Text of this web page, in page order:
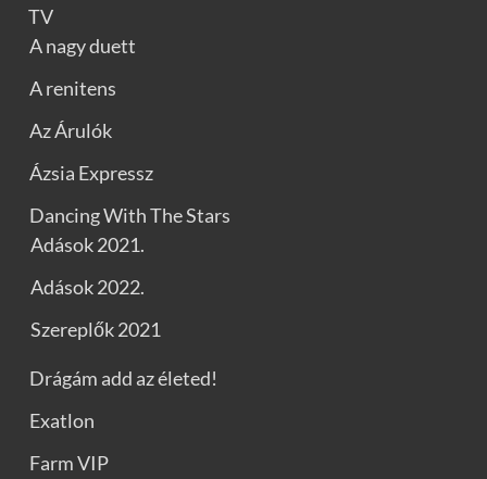
TV
A nagy duett
A renitens
Az Árulók
Ázsia Expressz
Dancing With The Stars
Adások 2021.
Adások 2022.
Szereplők 2021
Drágám add az életed!
Exatlon
Farm VIP